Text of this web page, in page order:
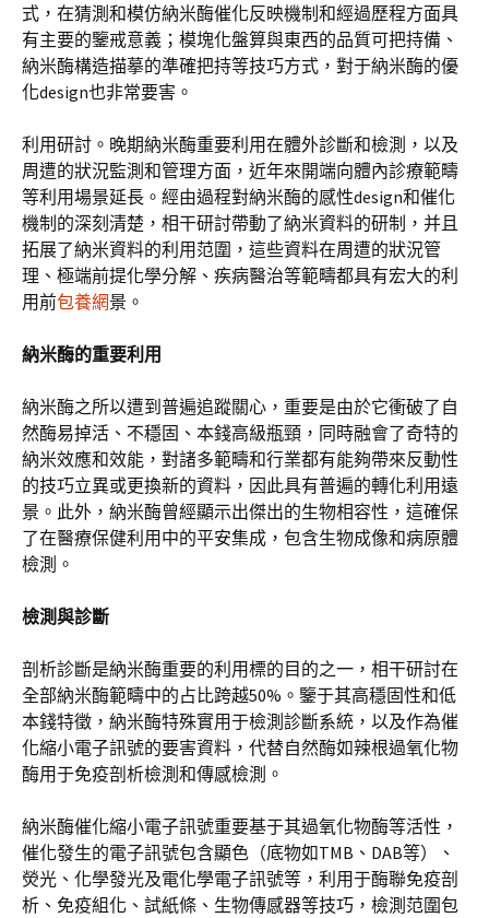
式，在猜測和模仿納米酶催化反映機制和經過歷程方面具
有主要的鑒戒意義；模塊化盤算與東西的品質可把持備、
納米酶構造描摹的準確把持等技巧方式，對于納米酶的優
化design也非常要害。
利用研討。晚期納米酶重要利用在體外診斷和檢測，以及
周遭的狀況監測和管理方面，近年來開端向體內診療範疇
等利用場景延長。經由過程對納米酶的感性design和催化
機制的深刻清楚，相干研討帶動了納米資料的研制，并且
拓展了納米資料的利用范圍，這些資料在周遭的狀況管
理、極端前提化學分解、疾病醫治等範疇都具有宏大的利
用前包養網景。
納米酶的重要利用
納米酶之所以遭到普遍追蹤關心，重要是由於它衝破了自
然酶易掉活、不穩固、本錢高級瓶頸，同時融會了奇特的
納米效應和效能，對諸多範疇和行業都有能夠帶來反動性
的技巧立異或更換新的資料，因此具有普遍的轉化利用遠
景。此外，納米酶曾經顯示出傑出的生物相容性，這確保
了在醫療保健利用中的平安集成，包含生物成像和病原體
檢測。
檢測與診斷
剖析診斷是納米酶重要的利用標的目的之一，相干研討在
全部納米酶範疇中的占比跨越50%。鑒于其高穩固性和低
本錢特徵，納米酶特殊實用于檢測診斷系統，以及作為催
化縮小電子訊號的要害資料，代替自然酶如辣根過氧化物
酶用于免疫剖析檢測和傳感檢測。
納米酶催化縮小電子訊號重要基于其過氧化物酶等活性，
催化發生的電子訊號包含顯色（底物如TMB、DAB等）、
熒光、化學發光及電化學電子訊號等，利用于酶聯免疫剖
析、免疫組化、試紙條、生物傳感器等技巧，檢測范圍包